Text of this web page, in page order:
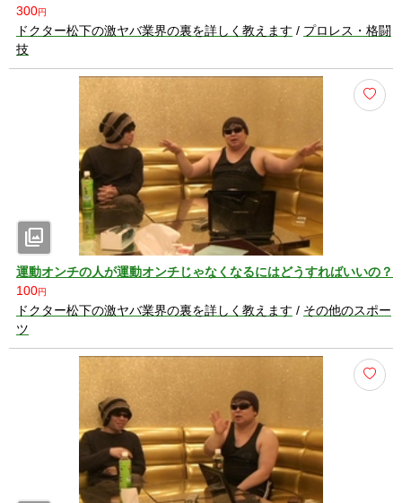
300円
ドクター松下の激ヤバ業界の裏を詳しく教えます / プロレス・格闘
技
photo_library
運動オンチの人が運動オンチじゃなくなるにはどうすればいいの？
100円
ドクター松下の激ヤバ業界の裏を詳しく教えます / その他のスポー
ツ